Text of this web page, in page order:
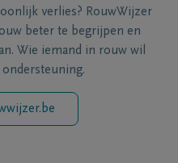
verlies? RouwWijzer
beter te begrijpen en
Wie iemand in rouw wil